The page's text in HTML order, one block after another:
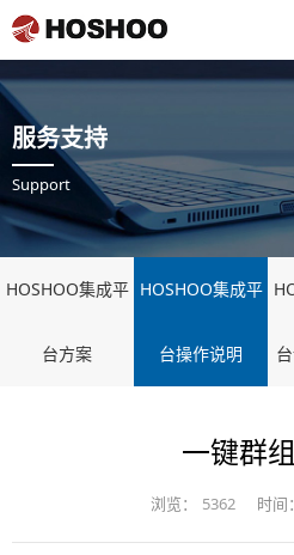
服务支持
Support
HOSHOO集成平
台方案
HOSHOO集成平
台操作说明
一键群
浏览： 5362 时间：